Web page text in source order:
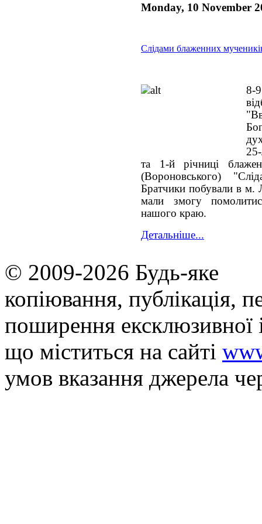
Monday, 10 November
Слідами блаженних
8-
та 1-й річниці
(Вороновського)
Братчики побували в м.
мали змогу
нашого краю.
Детальніше...
© 2009-2026 Будь-яке
копiювання, публiкацiя,
поширення
що мiститься на сайті
умов вказання джерела